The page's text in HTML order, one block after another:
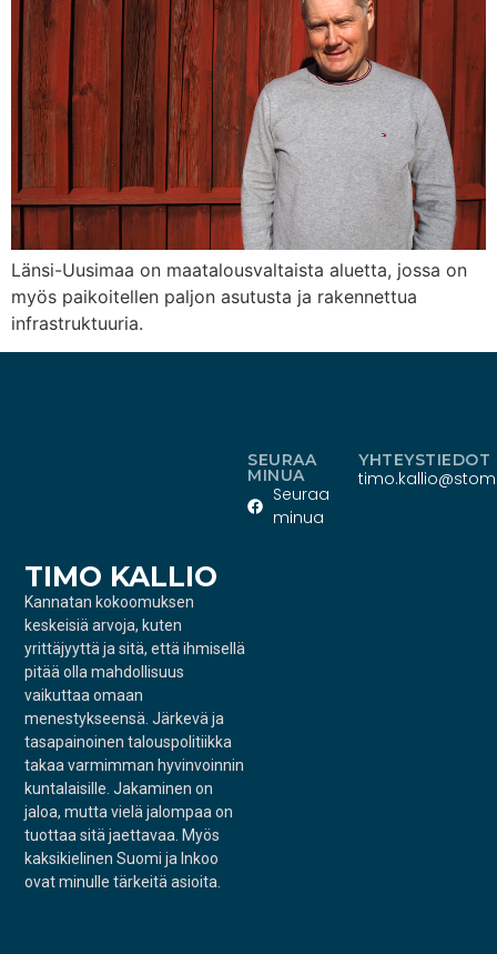
Länsi-Uusimaa on maatalousvaltaista aluetta, jossa on
myös paikoitellen paljon asutusta ja rakennettua
infrastruktuuria.
TIMO KALLIO
Kannatan kokoomuksen
keskeisiä arvoja, kuten
yrittäjyyttä ja sitä, että ihmisellä
pitää olla mahdollisuus
vaikuttaa omaan
menestykseensä. Järkevä ja
tasapainoinen talouspolitiikka
takaa varmimman hyvinvoinnin
kuntalaisille. Jakaminen on
jaloa, mutta vielä jalompaa on
tuottaa sitä jaettavaa. Myös
kaksikielinen Suomi ja Inkoo
ovat minulle tärkeitä asioita.
YHTEYSTIEDOT
SEURAA
MINUA
Seuraa
minua